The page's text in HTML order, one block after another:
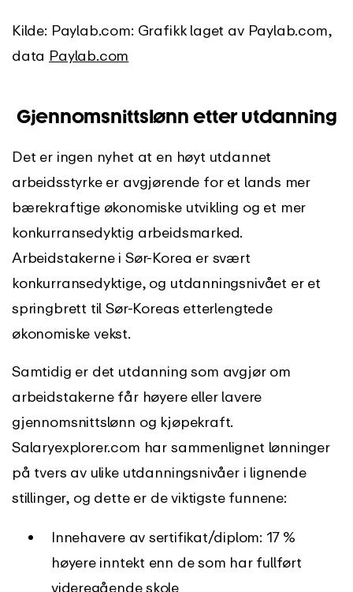
Kilde: Paylab.com: Grafikk laget av Paylab.com,
data Paylab.com
Gjennomsnittslønn etter utdanning
Det er ingen nyhet at en høyt utdannet
arbeidsstyrke er avgjørende for et lands mer
bærekraftige økonomiske utvikling og et mer
konkurransedyktig arbeidsmarked.
Arbeidstakerne i Sør-Korea er svært
konkurransedyktige, og utdanningsnivået er et
springbrett til Sør-Koreas etterlengtede
økonomiske vekst.
Samtidig er det utdanning som avgjør om
arbeidstakerne får høyere eller lavere
gjennomsnittslønn og kjøpekraft.
Salaryexplorer.com har sammenlignet lønninger
på tvers av ulike utdanningsnivåer i lignende
stillinger, og dette er de viktigste funnene:
Innehavere av sertifikat/diplom: 17 %
høyere inntekt enn de som har fullført
videregående skole